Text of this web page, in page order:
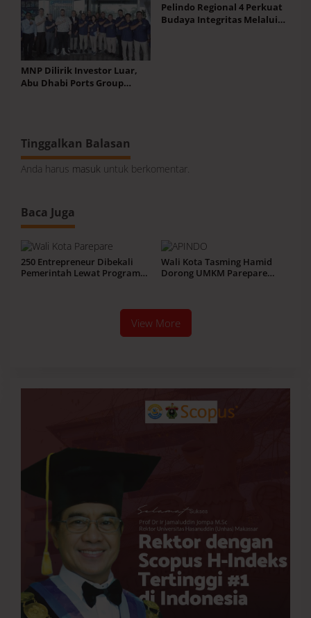
MNP Dilirik Investor Luar,
Abu Dhabi Ports Group
Pelindo Regional 4 Perkuat
Budaya Integritas Melalui
Tinggalkan Balasan
Anda harus masuk untuk berkomentar.
Baca Juga
250 Entrepreneur Dibekali
Pemerintah Lewat Program
Wali Kota Tasming Hamid
Dorong UMKM Parepare
View More